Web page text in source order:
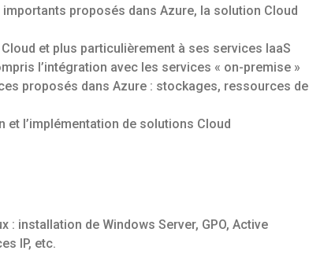
proposés dans Azure, la solution Cloud
et plus particulièrement à ses services IaaS
l’intégration avec les services « on-premise »
proposés dans Azure : stockages, ressources de
et l’implémentation de solutions Cloud
: installation de Windows Server, GPO, Active
IP, etc.